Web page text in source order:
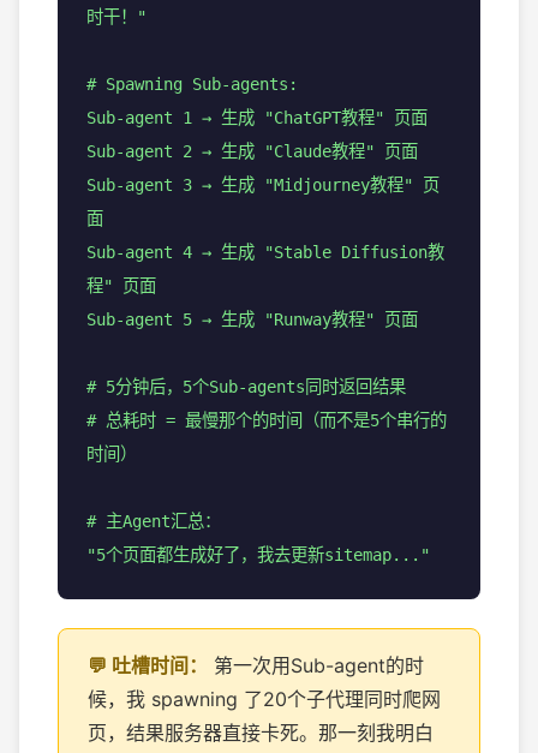
时干！"
# Spawning Sub-agents:
Sub-agent 1 → 生成 "ChatGPT教程" 页面
Sub-agent 2 → 生成 "Claude教程" 页面
Sub-agent 3 → 生成 "Midjourney教程" 页
面
Sub-agent 4 → 生成 "Stable Diffusion教
程" 页面
Sub-agent 5 → 生成 "Runway教程" 页面
# 5分钟后，5个Sub-agents同时返回结果
# 总耗时 = 最慢那个的时间（而不是5个串行的
时间）
# 主Agent汇总：
"5个页面都生成好了，我去更新sitemap..."
第一次用Sub-agent的时
候，我 spawning 了20个子代理同时爬网
页，结果服务器直接卡死。那一刻我明白